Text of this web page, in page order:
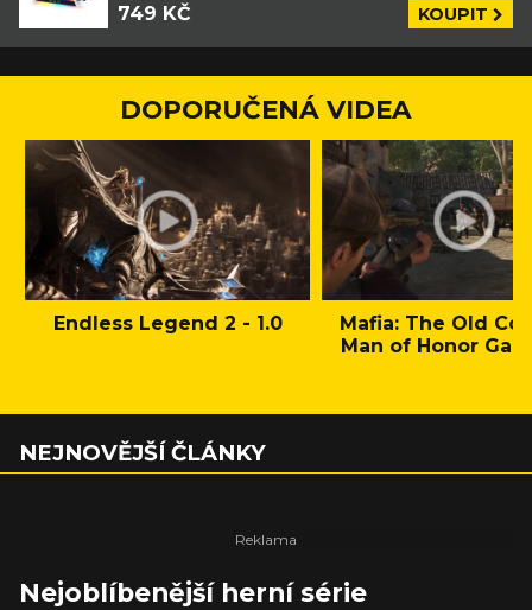
749 KČ KOUPIT
DOPORUČENÁ VIDEA
Endless Legend 2 - 1.0
Mafia: The Old
Man of Honor
NEJNOVĚJŠÍ ČLÁNKY
Nejoblíbenější herní série